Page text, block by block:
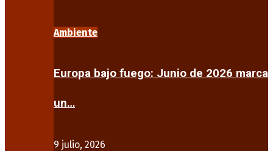
Ambiente
Europa bajo fuego: Junio de 2026 marca
un…
9 julio, 2026